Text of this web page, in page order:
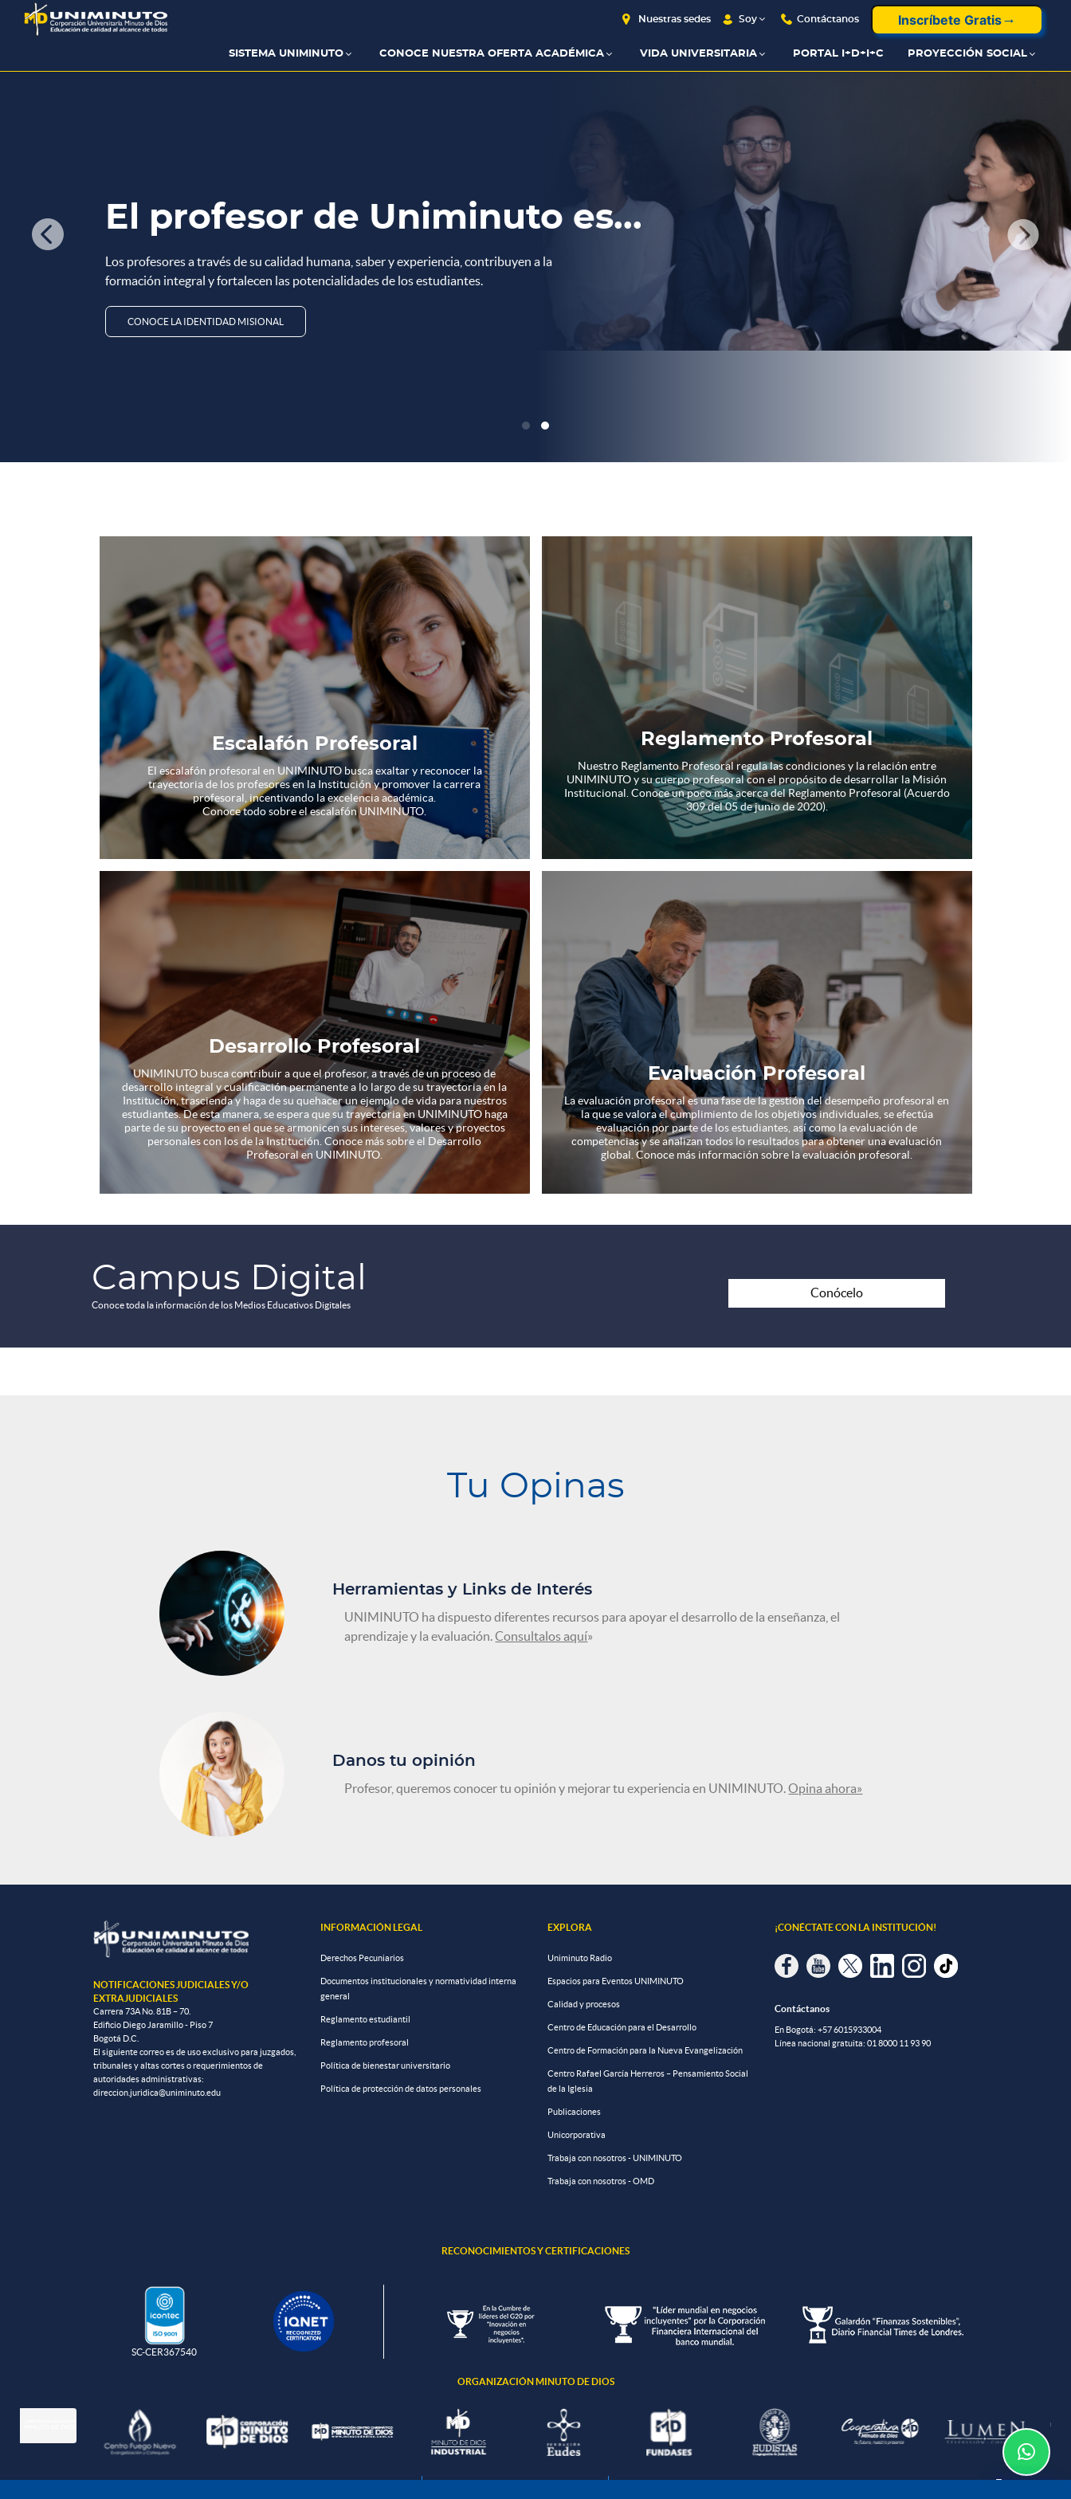
contenido
Nuestras sedes Soy Contáctanos Inscríbete Gratis
SISTEMA UNIMINUTO CONOCE NUESTRA OFERTA ACADÉMICA VIDA UNIVERSITARIA PORTAL I+D+I+C PROYECCIÓN SOCIAL
Te asesoramos
El profesor de Uniminuto es...
disponible! Catálogo de
Profesoral 2025-2
Descubre las experiencias formativas y de desarrollo integral que UNIMINUTO tiene para
 
Escalafón Profesoral
El escalafón profesoral en UNIMINUTO busca exaltar y reconocer la
trayectoria de los profesores en la Institución y promover la carrera
profesoral, incentivando la excelencia académica.
Conoce todo sobre el escalafón UNIMINUTO.
Reglamento Profesoral
Nuestro Reglamento Profesoral regula las condiciones y la relación entre
UNIMINUTO y su cuerpo profesoral con el propósito de desarrollar la Misión
Institucional. Conoce un poco más acerca del Reglamento Profesoral (Acuerdo
309 del 05 de junio de 2020).
Desarrollo Profesoral
UNIMINUTO busca contribuir a que el profesor, a través de un proceso de
desarrollo integral y cualificación permanente a lo largo de su trayectoria en la
Institución, trascienda y haga de su quehacer un ejemplo de vida para nuestros
estudiantes. De esta manera, se espera que su trayectoria en UNIMINUTO haga
parte de su proyecto en el que se armonicen sus intereses, valores y proyectos
personales con los de la Institución. Conoce más sobre el Desarrollo
Profesoral en UNIMINUTO.
Evaluación Profesoral
La evaluación profesoral es una fase de la gestión del desempeño profesoral en
la que se valora el cumplimiento de los objetivos individuales, se efectúa
evaluación por parte de los estudiantes, así como la evaluación de
competencias y se analizan todos lo resultados para obtener una evaluación
global. Conoce más información sobre la evaluación profesoral.
Campus Digital
Conoce toda la información de los Medios Educativos Digitales
Conócelo
Tu Opinas
Herramientas y Links de Interés
UNIMINUTO ha dispuesto diferentes recursos para apoyar el desarrollo de la enseñanza, el
aprendizaje y la evaluación.Consultalos aquí»
Danos tu opinión
Profesor, queremos conocer tu opinión y mejorar tu experiencia en UNIMINUTO.Opina ahora»
NOTIFICACIONES JUDICIALES Y/O
EXTRAJUDICIALES
Carrera 73A No. 81B – 70.
Edificio Diego Jaramillo - Piso 7
Bogotá D.C.
El siguiente correo es de uso exclusivo para juzgados,
tribunales y altas cortes o requerimientos de
autoridades administrativas:
direccion.juridica@uniminuto.edu
INFORMACIÓN LEGAL
Derechos Pecuniarios
Documentos institucionales y normatividad interna
general
Reglamento estudiantil
Reglamento profesoral
Política de bienestar universitario
Política de protección de datos personales
EXPLORA
Uniminuto Radio
Espacios para Eventos UNIMINUTO
Calidad y procesos
Centro de Educación para el Desarrollo
Centro de Formación para la Nueva Evangelización
Centro Rafael García Herreros – Pensamiento Social
de la Iglesia
Publicaciones
Unicorporativa
Trabaja con nosotros - UNIMINUTO
Trabaja con nosotros - OMD
¡CONÉCTATE CON LA INSTITUCIÓN!
Contáctanos
En Bogotá: +57 6015933004
Línea nacional gratuita: 01 8000 11 93 90
RECONOCIMIENTOS Y CERTIFICACIONES
SC-CER367540
ORGANIZACIÓN MINUTO DE DIOS
Política de protección de datos Política de seguridad de la información Política de tratamiento de la información